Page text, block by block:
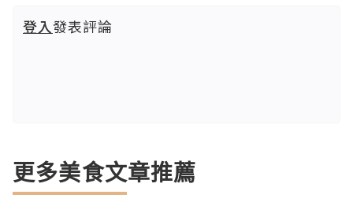
登入發表評論
更多美食文章推薦